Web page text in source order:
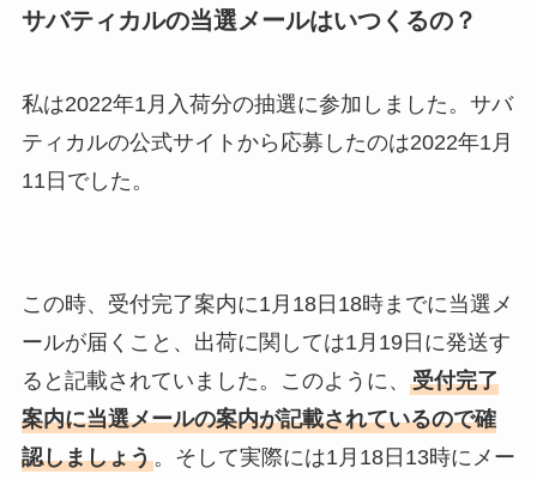
サバティカルの当選メールはいつくるの？
私は2022年1月入荷分の抽選に参加しました。サバ
ティカルの公式サイトから応募したのは2022年1月
11日でした。
この時、受付完了案内に1月18日18時までに当選メ
ールが届くこと、出荷に関しては1月19日に発送す
ると記載されていました。このように、 受付完了
案内に当選メールの案内が記載されているので確
認しましょう。そして実際には1月18日13時にメー